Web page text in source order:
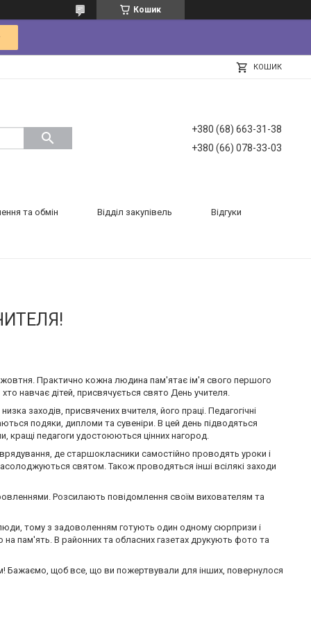
Кошик
КОШИК
+380 (68) 663-31-38
+380 (66) 078-33-03
та обмін Відділ закупівель Відгуки
жовтня. Практично кожна людина пам'ятає ім'я свого першого
навчає дітей, присвячується свято День учителя.
заходів, присвячених вчителя, його праці. Педагогічні
подяки, дипломи та сувеніри. В цей день підводяться
кращі педагоги удостоюються цінних нагород.
де старшокласники самостійно проводять уроки і
святом. Також проводяться інші всілякі заходи
Розсилають повідомлення своїм вихователям та
тому з задоволенням готують один одному сюрпризи і
на пам'ять. В районних та обласних газетах друкують фото та
Бажаємо, щоб все, що ви пожертвували для інших, повернулося